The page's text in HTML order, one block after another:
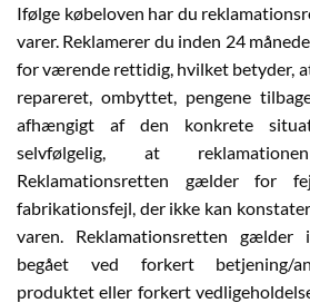
Ifølge købeloven har du
varer. Reklamerer du inden 24
for værende rettidig, hvilket betyder,
repareret, ombyttet, pengene
afhængigt af den konkrete
selvfølgelig, at
Reklamationsretten gælder for
fabrikationsfejl, der ikke kan
varen. Reklamationsretten
begået ved forkert betjening/
produktet eller forkert